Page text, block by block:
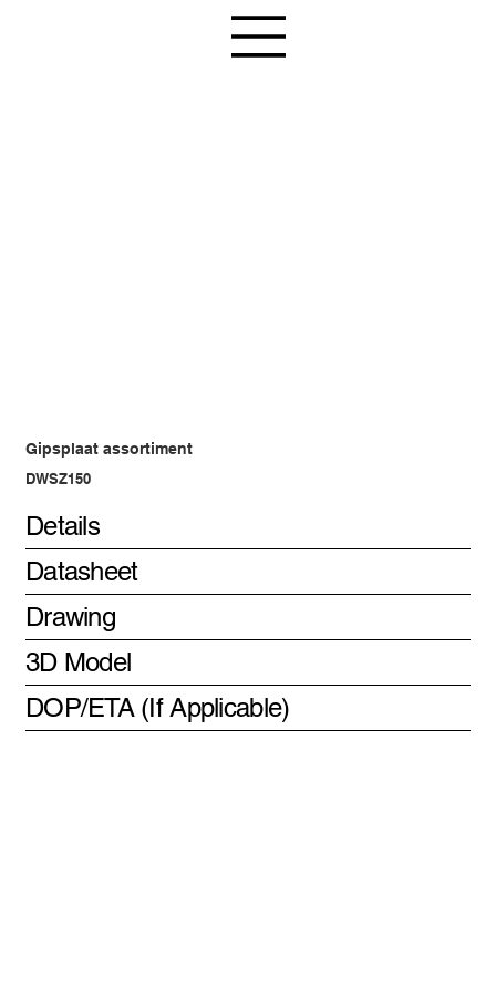
Gipsplaat assortiment
DWSZ150
Details
Datasheet
Drawing
3D Model
DOP/ETA (If Applicable)